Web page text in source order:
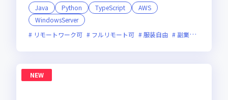
Java
Python TypeScript
AWS
WindowsServer
リモートワーク可
フルリモート可 服装自由 副業可
NEW